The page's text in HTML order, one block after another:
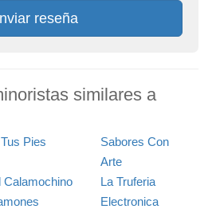
reseña
similares a
Pies
Sabores Con
Arte
Calamochino
La Truferia
Electronica